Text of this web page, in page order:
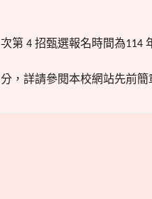
次第 4 招甄選報名時間為114
分，詳請參閱本校網站先前簡